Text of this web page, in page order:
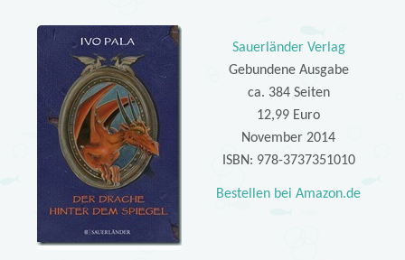
Sauerländer Verlag
Gebundene Ausgabe
ca. 384 Seiten
12,99 Euro
November 2014
ISBN: 978-3737351010
Bestellen bei Amazon.de